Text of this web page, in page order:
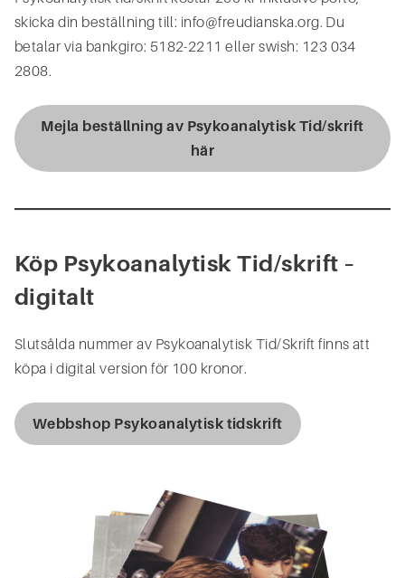
skicka din beställning till: info@freudianska.org. Du
betalar via bankgiro: 5182-2211 eller swish: 123 034
2808.
Mejla beställning av Psykoanalytisk Tid/skrift
här
Köp Psykoanalytisk Tid/skrift –
digitalt
Slutsålda nummer av Psykoanalytisk Tid/Skrift finns att
köpa i digital version för 100 kronor.
Webbshop Psykoanalytisk tidskrift